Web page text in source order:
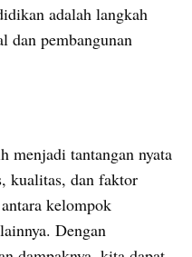
adalah langkah
dan pembangunan
menjadi tantangan nyata
kualitas, dan faktor
kelompok
Dengan